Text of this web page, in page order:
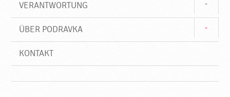
VERANTWORTUNG
ÜBER PODRAVKA
KONTAKT